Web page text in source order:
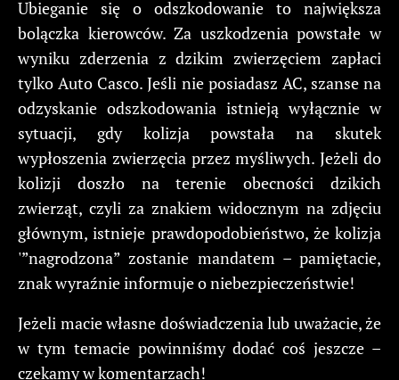
Ubieganie się o odszkodowanie to największa
bolączka kierowców. Za uszkodzenia powstałe w
wyniku zderzenia z dzikim zwierzęciem zapłaci
tylko Auto Casco. Jeśli nie posiadasz AC, szanse na
odzyskanie odszkodowania istnieją wyłącznie w
sytuacji, gdy kolizja powstała na skutek
wypłoszenia zwierzęcia przez myśliwych. Jeżeli do
kolizji doszło na terenie obecności dzikich
zwierząt, czyli za znakiem widocznym na zdjęciu
głównym, istnieje prawdopodobieństwo, że kolizja
'”nagrodzona” zostanie mandatem – pamiętacie,
znak wyraźnie informuje o niebezpieczeństwie!
Jeżeli macie własne doświadczenia lub uważacie, że
w tym temacie powinniśmy dodać coś jeszcze –
czekamy w komentarzach!